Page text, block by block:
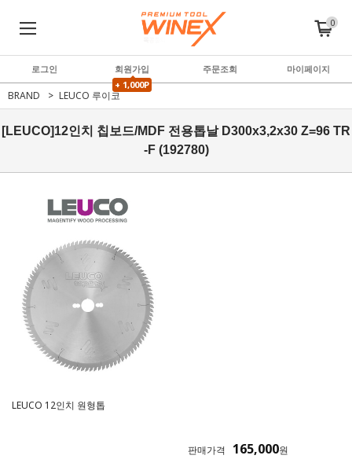
0
로그인
회원가입
+ 1,000P
주문조회 마이페이지
BRAND LEUCO 루이코
[LEUCO]12인치 칩보드/MDF 전용톱날 D300x3,2x30 Z=96 TR
-F (192780)
LEUCO 12인치 원형톱
판매가격 165,000원